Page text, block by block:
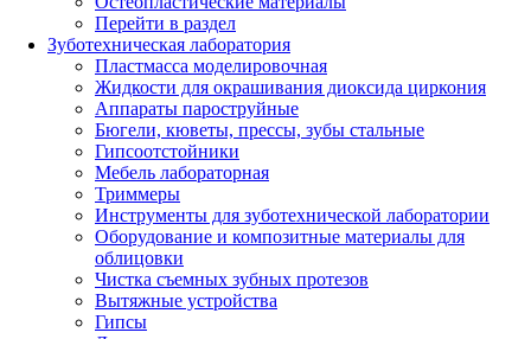
Перейти в раздел
Зуботехническая лаборатория
Пластмасса моделировочная
Жидкости для окрашивания диоксида циркония
Аппараты пароструйные
Бюгели, кюветы, прессы, зубы стальные
Гипсоотстойники
Мебель лабораторная
Триммеры
Инструменты для зуботехнической лаборатории
Оборудование и композитные материалы для
облицовки
Чистка съемных зубных протезов
Вытяжные устройства
Гипсы